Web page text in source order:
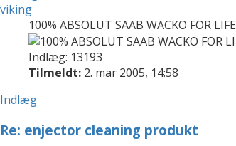
viking
100% ABSOLUT SAAB WACKO FOR LIFE
Indlæg: 13193
Tilmeldt: 2. mar 2005, 14:58
Indlæg
Re: enjector cleaning produkt